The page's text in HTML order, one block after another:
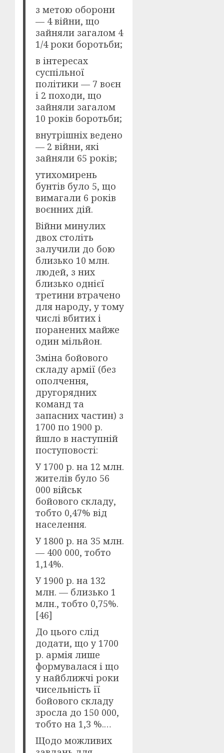
з метою оборони
— 4 війни, що
зайняли загалом 4
1/4 роки боротьби;
в інтересах
суспільної
політики — 7 воєн
і 2 походи, що
зайняли загалом
10 років боротьби;
внутрішніх ведено
— 2 війни, які
зайняли 65 років;
утихомирень
бунтів було 5, що
вимагали 6 років
воєнних дій.
Війни минулих
двох століть
залучили до бою
близько 10 млн.
людей, з них
близько однієї
третини втрачено
для народу, у тому
числі вбитих і
поранених майже
один мільйон.
Зміна бойового
складу армії (без
ополчення,
другорядних
команд та
запасних частин) з
1700 по 1900 р.
йшло в наступній
поступовості:
У 1700 р. на 12 млн.
жителів було 56
000 військ
бойового складу,
тобто 0,47% від
населення.
У 1800 р. на 35 млн.
— 400 000, тобто
1,14%.
У 1900 р. на 132
млн. — близько 1
млн., тобто 0,75%.
[46]
До цього слід
додати, що у 1700
р. армія лише
формувалася і що
у найближчі роки
чисельність її
бойового складу
зросла до 150 000,
тобто на 1,3 %.…
Щодо можливих